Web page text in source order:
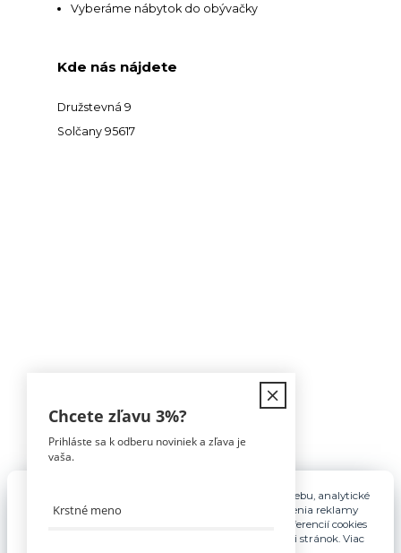
Vyberáme nábytok do obývačky
Kde nás nájdete
Družstevná 9
Solčany 95617
Tomáš Hula
Pre základnú funkčnosť, spríjemnenie používania webu, analytické
účely a v prípade udelenia súhlasu aj na účely cielenia reklamy
využívame súbory cookies. Nastavenie vlastných preferencií cookies
môžete kedykoľvek upraviť odkazom v spodnej časti stránok. Viac
Chcete zľavu 3%?
Prihláste sa k odberu noviniek a zľava je
vaša.